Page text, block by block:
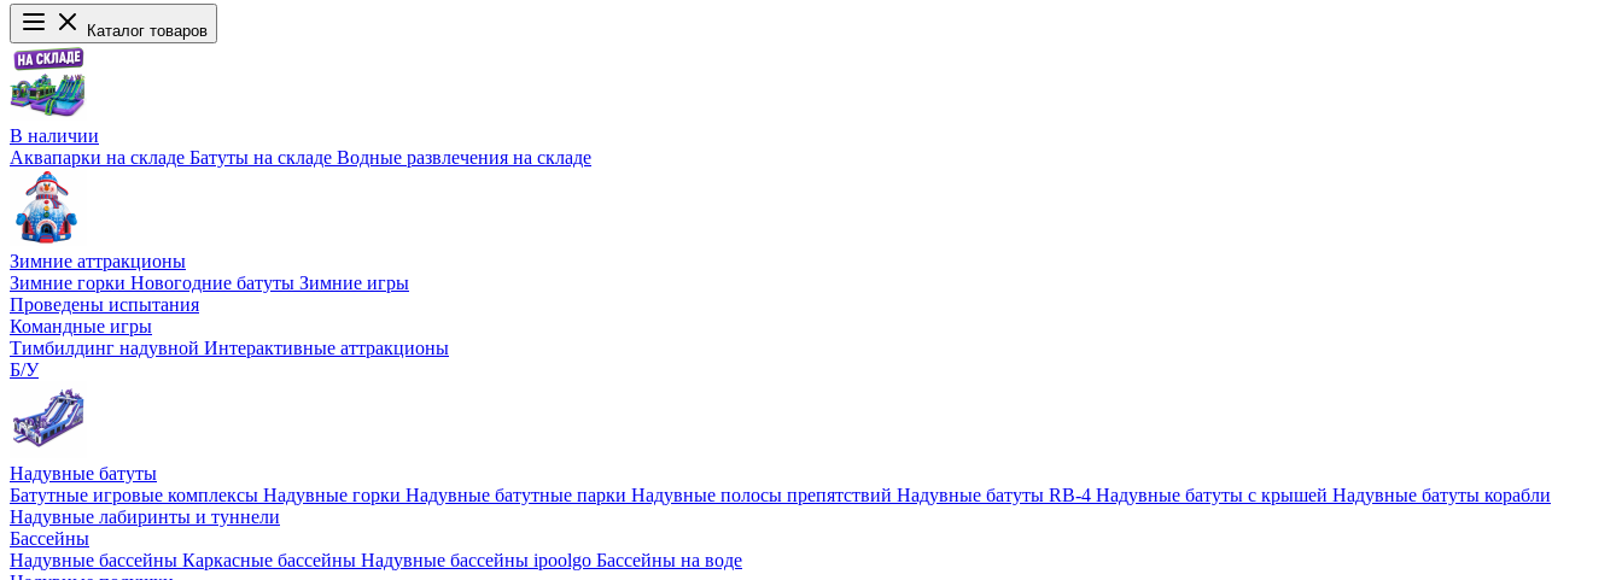
Каталог товаров
В наличии
Аквапарки на складе Батуты на складе Водные развлечения на складе
Зимние аттракционы
Зимние горки Новогодние батуты Зимние игры
Проведены испытания
Командные игры
Тимбилдинг надувной Интерактивные аттракционы
Б/У
Надувные батуты
Батутные игровые комплексы Надувные горки Надувные батутные парки Надувные полосы препятствий Надувные батуты RB-4 Надувные батуты с крышей Надувные батуты корабли
Надувные лабиринты и туннели
Бассейны
Надувные бассейны Каркасные бассейны Надувные бассейны ipoolgo Бассейны на воде